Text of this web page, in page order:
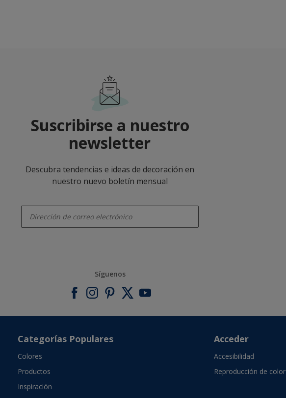
Suscribirse a nuestro
newsletter
Descubra tendencias e ideas de decoración en
nuestro nuevo boletín mensual
Síguenos
Categorías Populares
Colores
Productos
Inspiración
Acceder
Accesibilidad
Reproducción de color